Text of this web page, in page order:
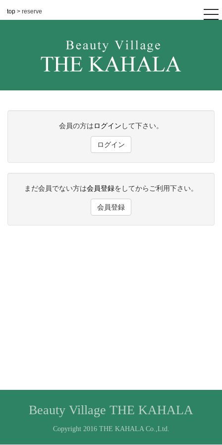
top > reserve
会員の方はログイン して下さい。
ログイン
まだ会員でない方は会員登録をしてからご利用下さい。
会員登録
Beauty Village THE KAHALA
Copyright 2016 THE KAHALA Co.,Ltd.